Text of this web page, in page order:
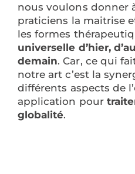
nous voulons donner
praticiens la maitrise
les formes
universelle d’hier,
demain. Car, ce qui
notre art c’est la
différents aspects de
application pour
globalité.